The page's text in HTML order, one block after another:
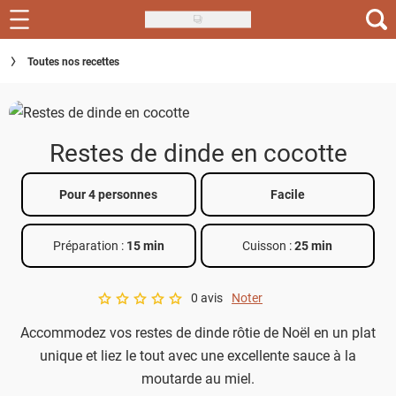
Skip
to
main
Recettes
Inspirations
Menu de la semaine
Actus
Téléchargez l'app Saveurs Recettes
Guide d'achat
Toutes nos recettes
Restes de dinde en cocotte
Pour 4 personnes Facile
Préparation : 15 min Cuisson :25 min
A star rating of 0 out of 5.
0 avis Noter
Accommodez vos restes de dinde rôtie de Noël en un plat
unique et liez le tout avec une excellente sauce à la
moutarde au miel.